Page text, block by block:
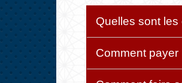
Quelles sont
Comment payer